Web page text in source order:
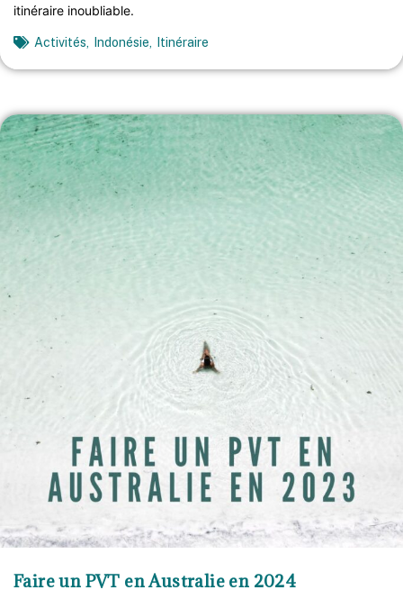
itinéraire inoubliable.
Activités, Indonésie, Itinéraire
Faire un PVT en Australie en 2024